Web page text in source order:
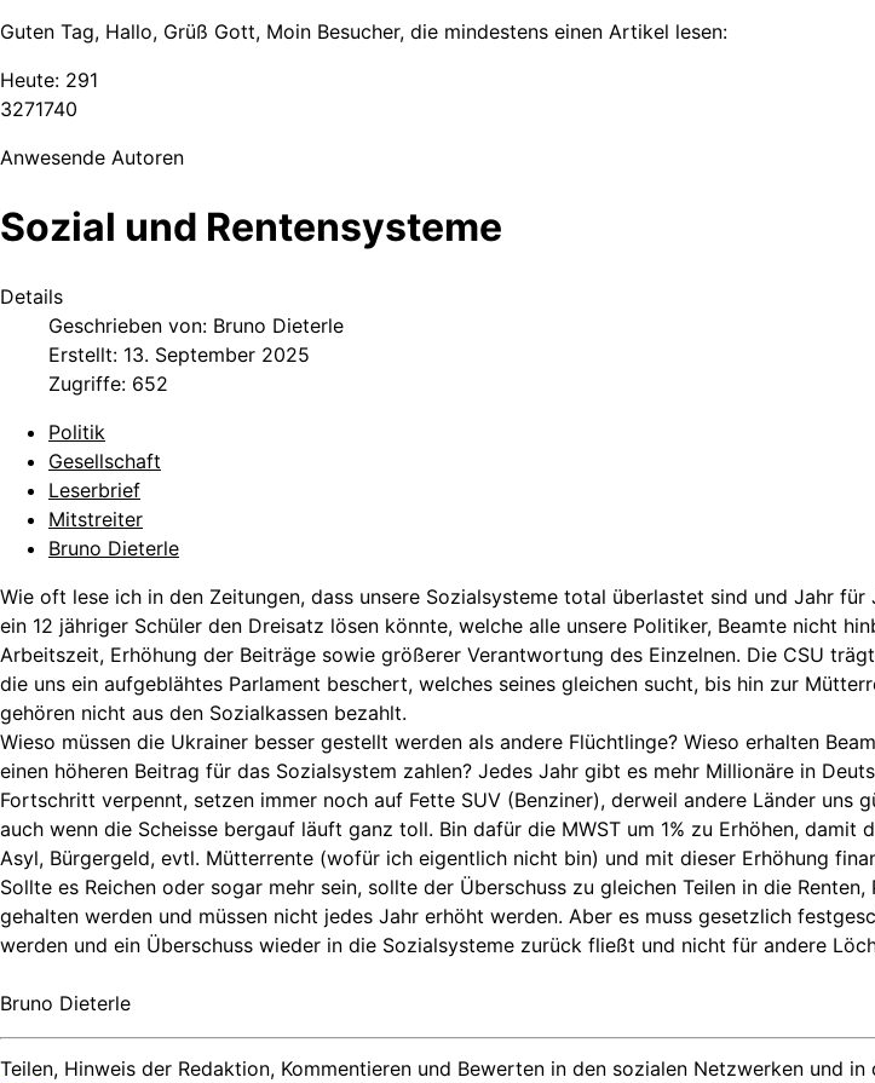
Guten Tag, Hallo, Grüß Gott, Moin Besucher, die mindestens einen Artikel lesen:
Heute: 291
3271740
Anwesende Autoren
Sozial und Rentensysteme
Details
Geschrieben von: Bruno Dieterle
Erstellt: 13. September 2025
Zugriffe: 652
Politik
Gesellschaft
Leserbrief
Mitstreiter
Bruno Dieterle
Wie oft lese ich in den Zeitungen, dass unsere Sozialsysteme total überlastet sind und Jahr
ein 12 jähriger Schüler den Dreisatz lösen könnte, welche alle unsere Politiker, Beamte nicht
Arbeitszeit, Erhöhung der Beiträge sowie größerer Verantwortung des Einzelnen. Die CSU
die uns ein aufgeblähtes Parlament beschert, welches seines gleichen sucht, bis hin zur
gehören nicht aus den Sozialkassen bezahlt.
Wieso müssen die Ukrainer besser gestellt werden als andere Flüchtlinge? Wieso erhalten
einen höheren Beitrag für das Sozialsystem zahlen? Jedes Jahr gibt es mehr Millionäre in
Fortschritt verpennt, setzen immer noch auf Fette SUV (Benziner), derweil andere Länder
auch wenn die Scheisse bergauf läuft ganz toll. Bin dafür die MWST um 1% zu Erhöhen,
Asyl, Bürgergeld, evtl. Mütterrente (wofür ich eigentlich nicht bin) und mit dieser Erhöhung
Sollte es Reichen oder sogar mehr sein, sollte der Überschuss zu gleichen Teilen in die
gehalten werden und müssen nicht jedes Jahr erhöht werden. Aber es muss gesetzlich
werden und ein Überschuss wieder in die Sozialsysteme zurück fließt und nicht für andere
Bruno Dieterle
Teilen, Hinweis der Redaktion, Kommentieren und Bewerten in den sozialen Netzwerken und